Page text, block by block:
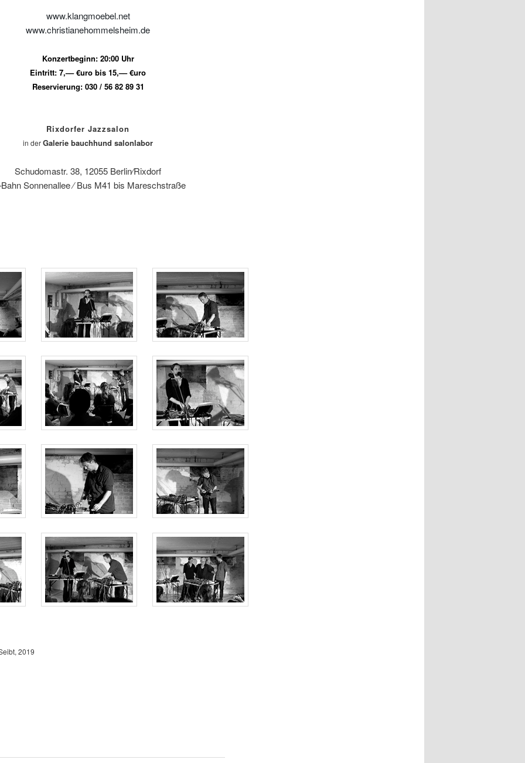
www.klangmoebel.net
www.christianehommelsheim.de
Konzertbeginn: 20:00 Uhr
Eintritt: 7,–– €uro bis 15,–– €uro
Reservierung: 030 / 56 82 89 31
Rixdorfer Jazzsalon
in derGalerie bauchhund salonlabor
Schudomastr. 38, 12055 Berlin⁄Rixdorf
Sonnenallee ⁄ Bus M41 bis Mareschstraße
2019